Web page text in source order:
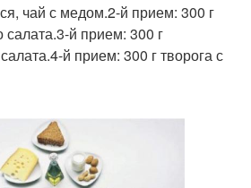
чай с медом.2-й прием: 300 г
й прием: 300 г
й прием: 300 г творога с